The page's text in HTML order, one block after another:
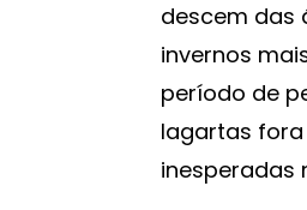
descem das
invernos
período de
lagartas
inesperadas